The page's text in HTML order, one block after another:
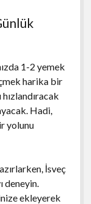
1-2 yemek
harika bir
Hadi,
yolunu
İsveç
deneyin.
ekleyerek